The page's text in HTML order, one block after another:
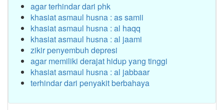
agar terhindar dari phk
khasiat asmaul husna : as samii
khasiat asmaul husna : al haqq
khasiat asmaul husna : al jaami
zikir penyembuh depresi
agar memiliki derajat hidup yang tinggi
khasiat asmaul husna : al jabbaar
terhindar dari penyakit berbahaya